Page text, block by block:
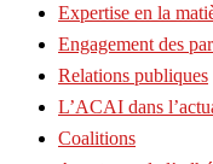
Expertise en la
Engagement des
Relations publiques
L’ACAI dans
Coalitions